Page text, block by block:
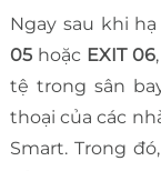
Ngay sau khi
05 hoặc EXIT 06
tệ trong sân
thoại của các
Smart. Trong